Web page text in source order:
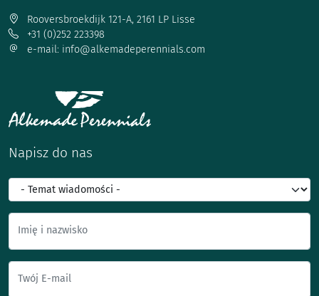
Rooversbroekdijk 121-A, 2161 LP Lisse
+31 (0)252 223398
e-mail: info@alkemadeperennials.com
Napisz do nas
Imię i nazwisko
Twój E-mail